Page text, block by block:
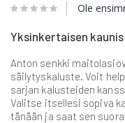
the
gallery
Ole
Yksinkertaisen
Anton senkki
säilytyskaluste. Voit
sarjan kalusteiden
Valitse itsellesi sopiva
tänään ja saat sen